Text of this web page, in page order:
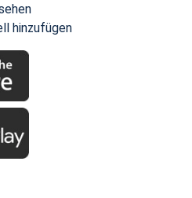
hinzufügen